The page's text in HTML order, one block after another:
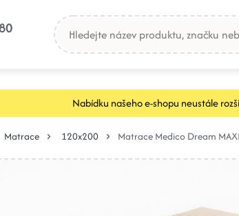
Nabídku našeho e-shopu neustále
Matrace 120x200 Matrace Medico Dream